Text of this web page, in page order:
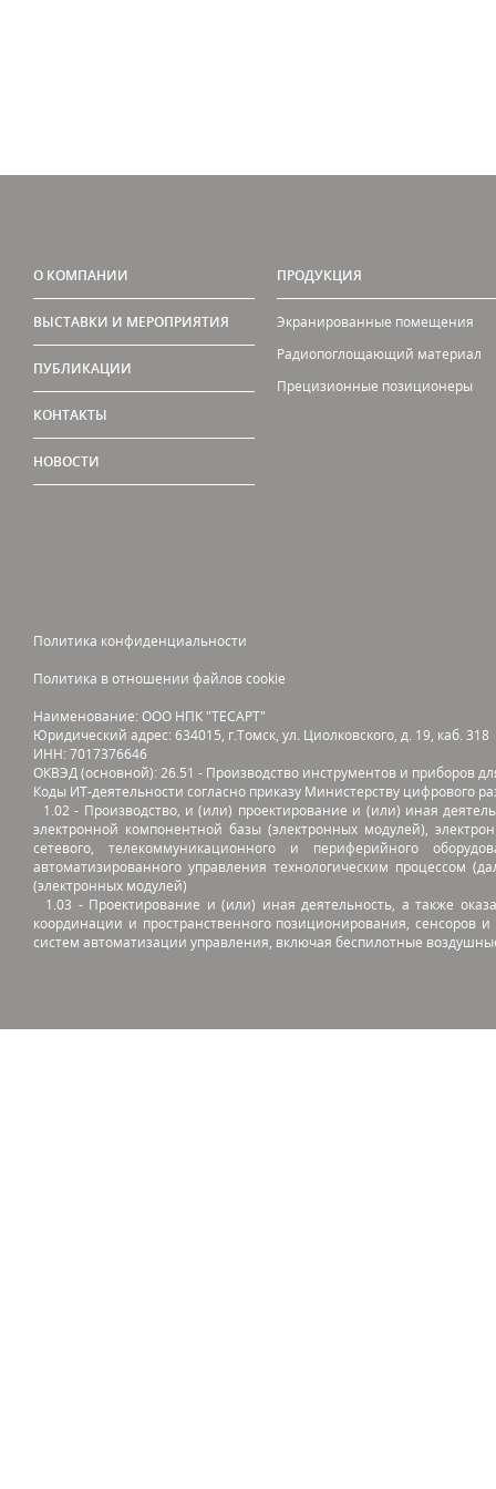
О КОМПАНИИ
ВЫСТАВКИ И МЕРОПРИЯТИЯ
ПУБЛИКАЦИИ
КОНТАКТЫ
НОВОСТИ
ПРОДУКЦИЯ
Экранированные помещения
Радиопоглощающий материал
Прецизионные позиционеры
Политика конфиденциальности
Политика в отношении файлов cookie
Наименование: ООО НПК "ТЕСАРТ"
Юридический адрес: 634015, г.Томск, ул. Циолковского, д. 19, каб. 318
ИНН: 7017376646
ОКВЭД (основной): 26.51 - Производство инструментов и приборов
Коды ИТ-деятельности согласно приказу Министерству цифрового
1.02 - Производство, и (или) проектирование и (или) иная
электронной компонентной базы (электронных модулей),
сетевого, телекоммуникационного и периферийного
автоматизированного управления технологическим процессом
(электронных модулей)
1.03 - Проектирование и (или) иная деятельность, а также
координации и пространственного позиционирования, сенсоров
систем автоматизации управления, включая беспилотные